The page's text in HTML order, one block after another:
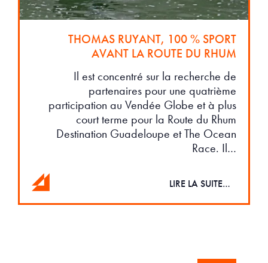
THOMAS RUYANT, 100 % SPORT
AVANT LA ROUTE DU RHUM
Il est concentré sur la recherche de
partenaires pour une quatrième
participation au Vendée Globe et à plus
court terme pour la Route du Rhum
Destination Guadeloupe et The Ocean
Race. Il…
LIRE LA SUITE…